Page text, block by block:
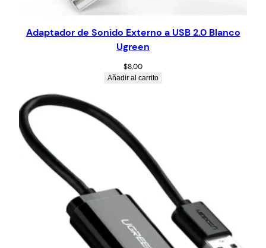
Adaptador de Sonido Externo a USB 2.0 Blanco
Ugreen
$8,00
Añadir al carrito